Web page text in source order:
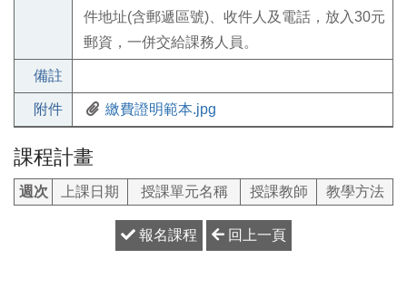
件地址(含郵遞區號)、收件人及電話，放入30元
郵資，一併交給課務人員。
備註
附件 繳費證明範本.jpg
課程計畫
週次 上課日期 授課單元名稱 授課教師 教學方法
報名課程 回上一頁